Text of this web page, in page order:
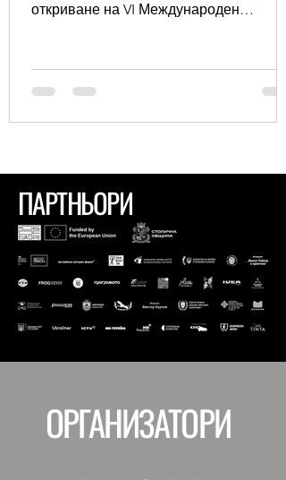
откриване на VI Международен
ПАРТНЬОРИ
ОРГАНИЗАТОРИ